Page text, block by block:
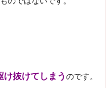
け抜けてしまうのです。